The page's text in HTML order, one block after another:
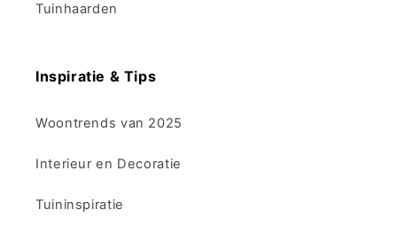
Tuinhaarden
Inspiratie & Tips
Woontrends van 2025
Interieur en Decoratie
Tuininspiratie